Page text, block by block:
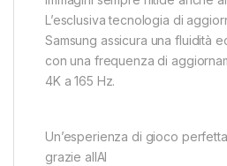
L’esclusiva tecnologia di
Samsung assicura una fluidità
con una frequenza di
4K a 165 Hz.
Un’esperienza di gioco
grazie allAI